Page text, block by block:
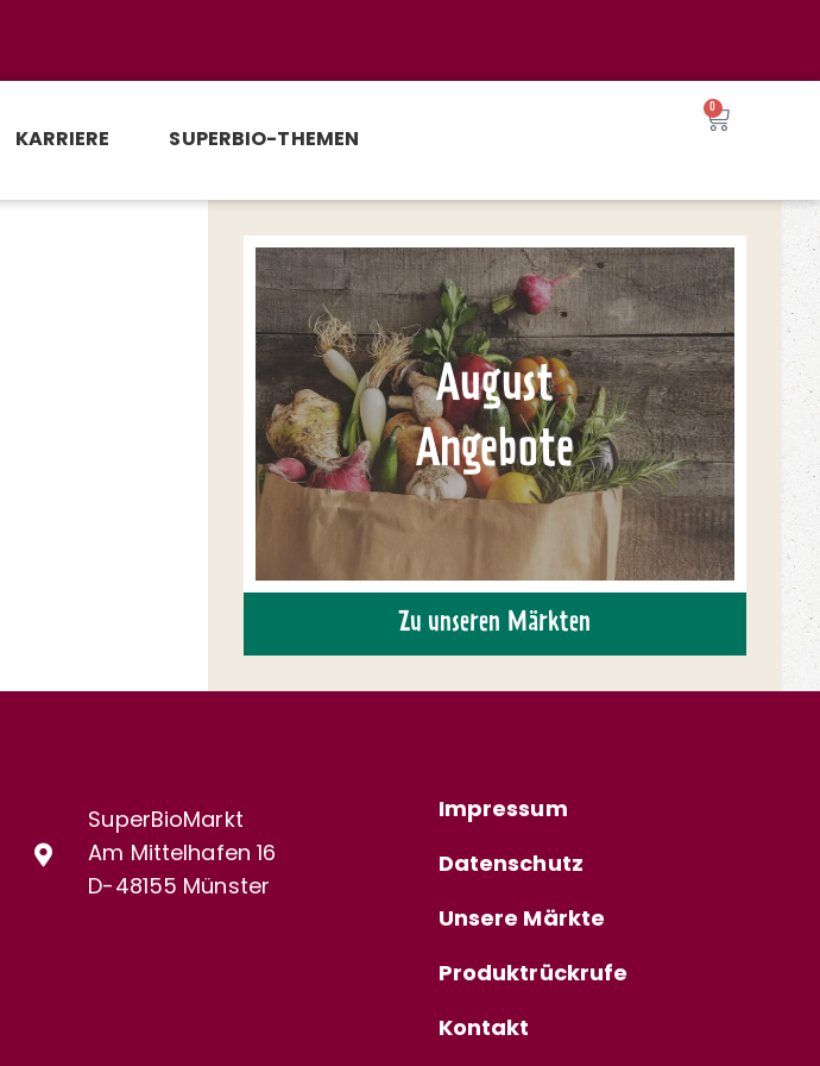
KARRIERE SUPERBIO-THEMEN
0
August
Angebote
Zu unseren Märkten
SuperBioMarkt
Am Mittelhafen 16
D-48155 Münster
Impressum
Datenschutz
Unsere Märkte
Produktrückrufe
Kontakt